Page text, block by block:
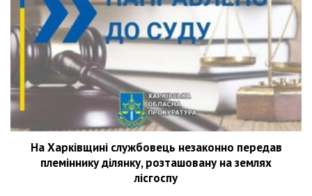
На Харківщині службовець незаконно передав
племіннику ділянку, розташовану на землях
лісгоспу